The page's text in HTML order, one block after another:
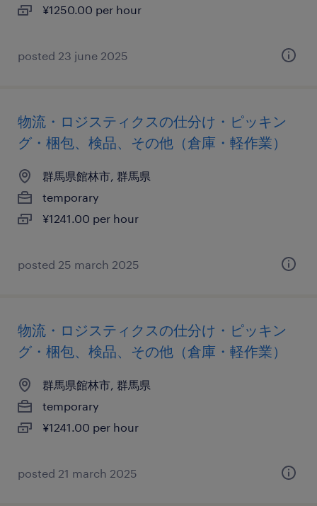
¥1250.00 per hour
posted 23 june 2025
物流・ロジスティクスの仕分け・ピッキン
グ・梱包、検品、その他（倉庫・軽作業）
群馬県館林市, 群馬県
temporary
¥1241.00 per hour
posted 25 march 2025
物流・ロジスティクスの仕分け・ピッキン
グ・梱包、検品、その他（倉庫・軽作業）
群馬県館林市, 群馬県
temporary
¥1241.00 per hour
posted 21 march 2025